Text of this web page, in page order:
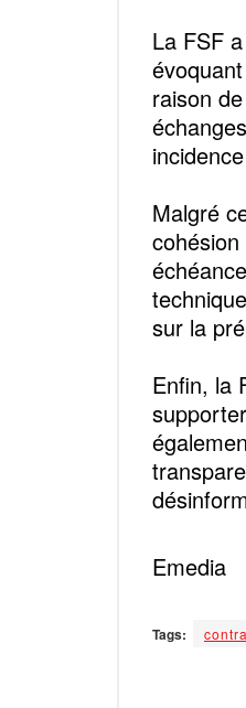
La FSF
raison
Malgré
sur la
Enfin, la
Emedia
Tags: